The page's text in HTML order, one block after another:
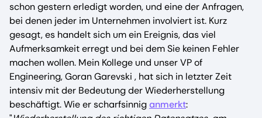
schon gestern erledigt worden, und eine der Anfragen,
bei denen jeder im Unternehmen involviert ist. Kurz
gesagt, es handelt sich um ein Ereignis, das viel
Aufmerksamkeit erregt und bei dem Sie keinen Fehler
machen wollen. Mein Kollege und unser VP of
Engineering, Goran Garevski , hat sich in letzter Zeit
intensiv mit der Bedeutung der Wiederherstellung
beschäftigt. Wie er scharfsinniganmerkt: